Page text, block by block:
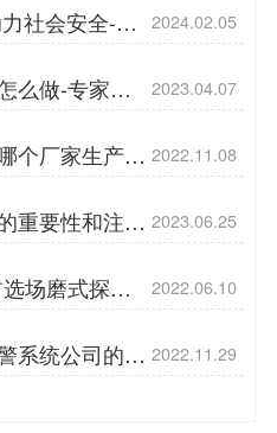
社会安全-点
易造防雷…
2024.02.05
么做-专家都
2023.04.07
个厂家生产的 2022.11.08
重要性和注意
南-易造防雷…
2023.06.25
场磨式探头
2022.06.10
系统公司的选
】…
2022.11.29